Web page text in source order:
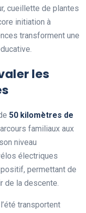
cueillette de plantes
initiation à
transforment une
les
50 kilomètres de
familiaux aux
niveau
électriques
permettant de
de la descente.
transportent